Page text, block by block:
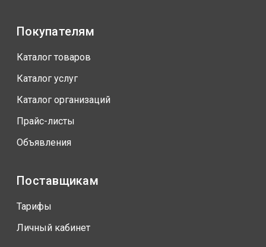
Покупателям
Каталог товаров
Каталог услуг
Каталог организаций
Прайс-листы
Объявления
Поставщикам
Тарифы
Личный кабинет